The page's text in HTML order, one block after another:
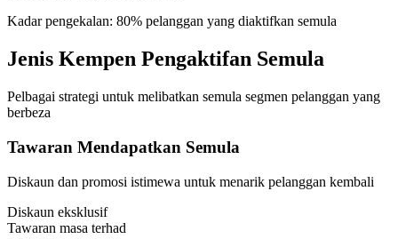
Kadar pengekalan: 80% pelanggan yang diaktifkan semula
Jenis Kempen Pengaktifan Semula
Pelbagai strategi untuk melibatkan semula segmen pelanggan yang
berbeza
Tawaran Mendapatkan Semula
Diskaun dan promosi istimewa untuk menarik pelanggan kembali
Diskaun eksklusif
Tawaran masa terhad